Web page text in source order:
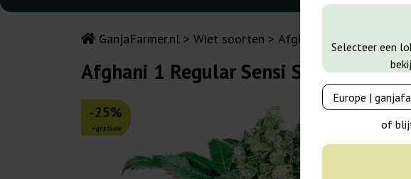
Selecteer een
of
GanjaFarmer.nl Wiet soorten Afghan Kush
Afghani 1 Regular Sensi Seeds
-25%
+gratisie